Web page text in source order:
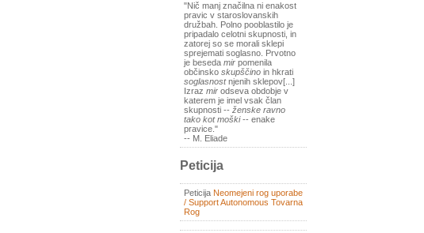
"Nič manj značilna ni enakost
pravic v staroslovanskih
družbah. Polno pooblastilo je
pripadalo celotni skupnosti, in
zatorej so se morali sklepi
sprejemati soglasno. Prvotno
je beseda mir pomenila
občinsko skupščino in hkrati
soglasnostnjenih sklepov[...]
Izraz mir odseva obdobje v
katerem je imel vsak član
skupnosti -- ženske ravno
tako kot moški-- enake
pravice."
-- M. Eliade
Peticija
Peticija Neomejeni rog uporabe
/ Support Autonomous Tovarna
Rog